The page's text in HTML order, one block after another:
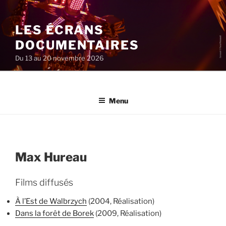
au
contenu
principal
LES ÉCRANS
DOCUMENTAIRES
Du 13 au 20 novembre 2026
Menu
Max Hureau
Films diffusés
À l’Est de Walbrzych (2004, Réalisation)
Dans la forêt de Borek (2009, Réalisation)